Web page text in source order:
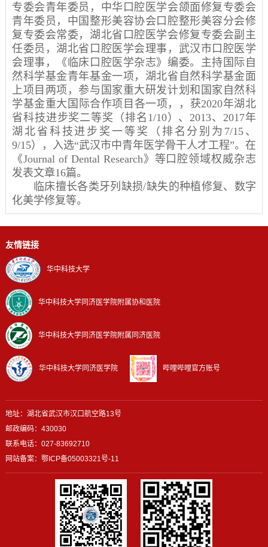
专委会青年委员，中华口腔医学会颌面修复专委会
青年委员，中国整形美容协会口腔整形美容分会修
复专委会常委，湖北省口腔医学会修复专委会副主
任委员，湖北省口腔医学会理事，武汉市口腔医学
会理事，《临床口腔医学杂志》编委。主持国际自
然科学基金青年基金一项，湖北省自然科学基金面
上项目两项，参与国家重大研发计划和国家自然科
学基金重大国际合作项目各一项，，获2020年湖北
省科技进步奖二等奖（排名1/10）、2013、2017年
湖北省科技进步奖一等奖（排名分别为7/15、
9/15），入选“武汉市中青年医学骨干人才工程”。在
《Journal of Dental Research》等口腔领域权威杂志
发表文章16篇。
临床擅长各类牙列缺损/缺失的种植修复、数字
化美学修复等。
友情链接
华中科技大学
华中科技大学同济医学院附属协和医院
华中科技大学同济医学院附属同济医院
华中科技大学同济医学院 哔哩哔哩官方账号
地址：湖北省武汉市汉口航空路13号
邮政编码：430030
联系电话：027-83692710
网站备案： 鄂ICP备05003321号-11